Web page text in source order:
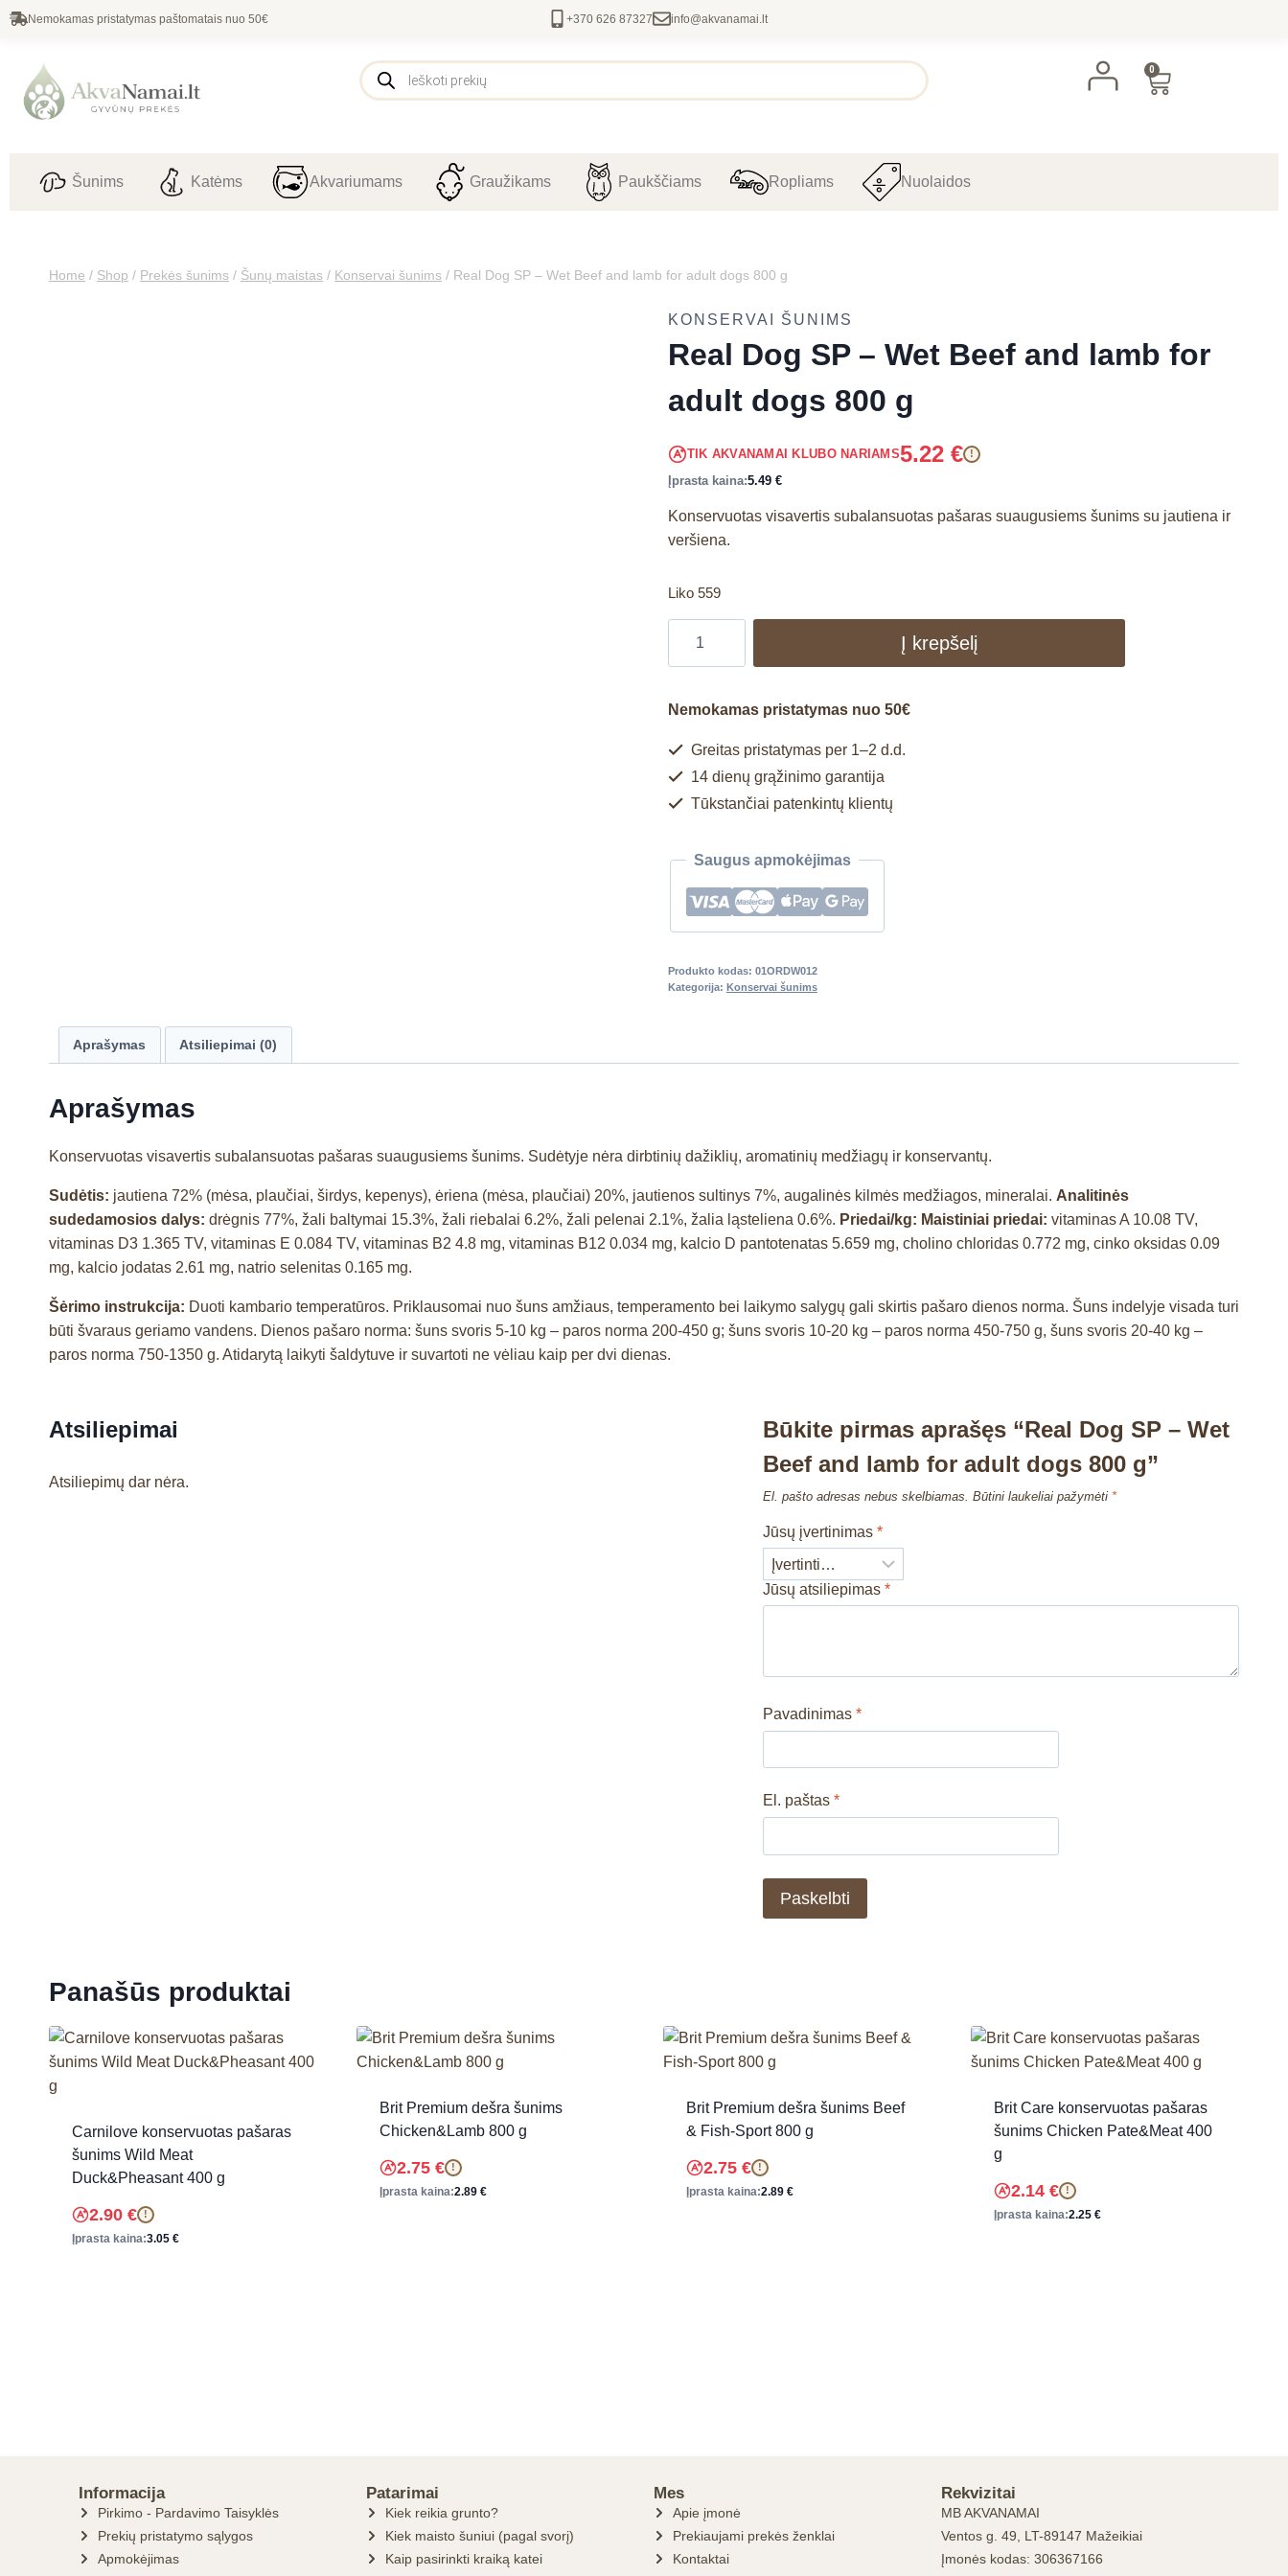
Nemokamas pristatymas paštomatais nuo 50€ +370 626 87327 info@akvanamai.lt
0
Šunims Katėms Akvariumams Graužikams Paukščiams Ropliams Nuolaidos
Home / Shop / Prekės šunims / Šunų maistas / Konservai šunims / Real Dog SP – Wet Beef and lamb for adult dogs 800 g
KONSERVAI ŠUNIMS
Real Dog SP – Wet Beef and lamb for
adult dogs 800 g
TIK AKVANAMAI KLUBO NARIAMS5.22 € !
Įprasta kaina:5.49 €
Konservuotas visavertis subalansuotas pašaras suaugusiems šunims su jautiena ir
veršiena.
Liko 559
Į krepšelį
Nemokamas pristatymas nuo 50€
Greitas pristatymas per 1–2 d.d.
14 dienų grąžinimo garantija
Tūkstančiai patenkintų klientų
Saugus apmokėjimas
Produkto kodas: 01ORDW012
Kategorija: Konservai šunims
Aprašymas Atsiliepimai (0)
Aprašymas
Konservuotas visavertis subalansuotas pašaras suaugusiems šunims. Sudėtyje nėra dirbtinių dažiklių, aromatinių medžiagų ir konservantų.
Sudėtis: jautiena 72% (mėsa, plaučiai, širdys, kepenys), ėriena (mėsa, plaučiai) 20%, jautienos sultinys 7%, augalinės kilmės medžiagos, mineralai. Analitinės
sudedamosios dalys: drėgnis 77%, žali baltymai 15.3%, žali riebalai 6.2%, žali pelenai 2.1%, žalia ląsteliena 0.6%. Priedai/kg: Maistiniai priedai: vitaminas A 10.08 TV,
vitaminas D3 1.365 TV, vitaminas E 0.084 TV, vitaminas B2 4.8 mg, vitaminas B12 0.034 mg, kalcio D pantotenatas 5.659 mg, cholino chloridas 0.772 mg, cinko oksidas 0.09
mg, kalcio jodatas 2.61 mg, natrio selenitas 0.165 mg.
Šėrimo instrukcija: Duoti kambario temperatūros. Priklausomai nuo šuns amžiaus, temperamento bei laikymo salygų gali skirtis pašaro dienos norma. Šuns indelyje visada turi
būti švaraus geriamo vandens. Dienos pašaro norma: šuns svoris 5-10 kg – paros norma 200-450 g; šuns svoris 10-20 kg – paros norma 450-750 g, šuns svoris 20-40 kg –
paros norma 750-1350 g. Atidarytą laikyti šaldytuve ir suvartoti ne vėliau kaip per dvi dienas.
Atsiliepimai
Atsiliepimų dar nėra.
Būkite pirmas aprašęs “Real Dog SP – Wet
Beef and lamb for adult dogs 800 g”
El. pašto adresas nebus skelbiamas. Būtini laukeliai pažymėti *
Jūsų įvertinimas*
Jūsų atsiliepimas*
Pavadinimas*
El. paštas*
Panašūs produktai
Carnilove konservuotas pašaras
šunims Wild Meat
Duck&Pheasant 400 g
2.90 € !
Įprasta kaina:3.05 €
Brit Premium dešra šunims
Chicken&Lamb 800 g
2.75 € !
Įprasta kaina:2.89 €
Brit Premium dešra šunims Beef
& Fish-Sport 800 g
2.75 € !
Įprasta kaina:2.89 €
Brit Care konservuotas pašaras
šunims Chicken Pate&Meat 400
g
2.14 € !
Įprasta kaina:2.25 €
Informacija
Pirkimo - Pardavimo Taisyklės
Prekių pristatymo sąlygos
Apmokėjimas
Patarimai
Kiek reikia grunto?
Kiek maisto šuniui (pagal svorį)
Kaip pasirinkti kraiką katei
Mes
Apie įmonė
Prekiaujami prekės ženklai
Kontaktai
Rekvizitai
MB AKVANAMAI
Ventos g. 49, LT-89147 Mažeikiai
Įmonės kodas: 306367166